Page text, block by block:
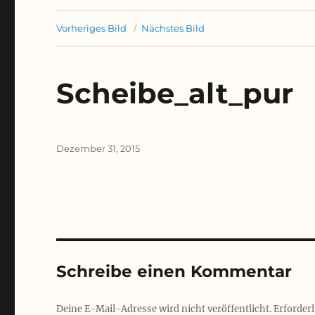
Vorheriges Bild Nächstes Bild
Scheibe_alt_pur
Veröffentlicht
Dezember 31, 2015
Schreibe einen Kommentar
Deine E-Mail-Adresse wird nicht veröffentlicht.